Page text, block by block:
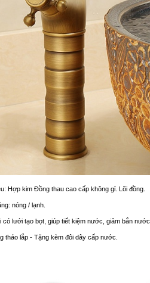
Hợp kim Đồng thau cao cấp không gỉ. Lõi đồng.
nóng / lạnh.
có lưới tạo bọt, giúp tiết kiệm nước, giảm bắn nước.
tháo lắp - Tặng kèm đôi dây cấp nước.